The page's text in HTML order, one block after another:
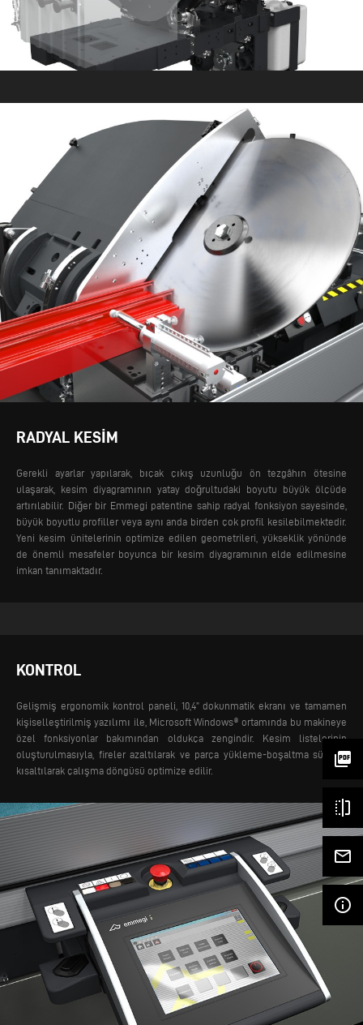
picture_as_pdf
flip
mail_outline
info_outline
RADYAL KESIM
Gerekli ayarlar yapılarak, bıçak çıkış uzunluğu ön tezgâhın ötesine
ulaşarak, kesim diyagramının yatay doğrultudaki boyutu büyük ölçüde
artırılabilir. Diğer bir Emmegi patentine sahip radyal fonksiyon sayesinde,
büyük boyutlu profiller veya aynı anda birden çok profil kesilebilmektedir.
Yeni kesim ünitelerinin optimize edilen geometrileri, yükseklik yönünde
de önemli mesafeler boyunca bir kesim diyagramının elde edilmesine
imkan tanımaktadır.
KONTROL
Gelişmiş ergonomik kontrol paneli, 10,4” dokunmatik ekranı ve tamamen
kişiselleştirilmiş yazılımı ile, Microsoft Windows® ortamında bu makineye
özel fonksiyonlar bakımından oldukça zengindir. Kesim listelerinin
oluşturulmasıyla, fireler azaltılarak ve parça yükleme-boşaltma süreleri
kısaltılarak çalışma döngüsü optimize edilir.